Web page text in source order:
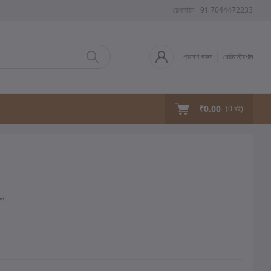
হেল্পলাইন +91 7044472233
প্রবেশ করুন রেজিস্ট্রেশান
₹0.00 (0 বই)